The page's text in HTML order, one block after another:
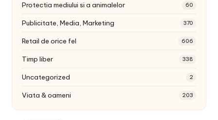
Protectia mediului si a animalelor 60
Publicitate, Media, Marketing 370
Retail de orice fel 606
Timp liber 338
Uncategorized 2
Viata & oameni 203